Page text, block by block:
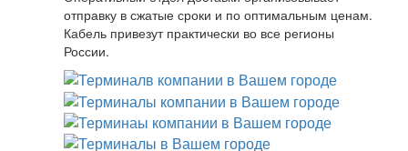
отправку в сжатые сроки и по оптимальным ценам.
Кабель привезут практически во все регионы
России.